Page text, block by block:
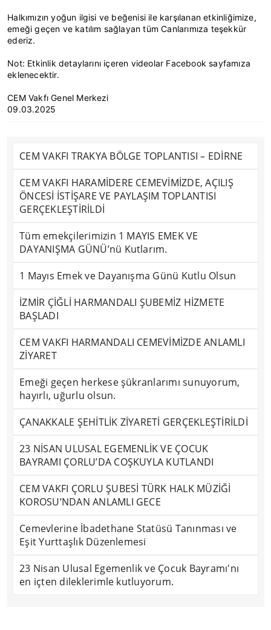
Halkımızın yoğun ilgisi ve beğenisi ile karşılanan etkinliğimize,
emeği geçen ve katılım sağlayan tüm Canlarımıza teşekkür
ederiz.
Not: Etkinlik detaylarını içeren videolar Facebook sayfamıza
eklenecektir.
CEM Vakfı Genel Merkezi
09.03.2025
CEM VAKFI TRAKYA BÖLGE TOPLANTISI – EDİRNE
CEM VAKFI HARAMİDERE CEMEVİMİZDE, AÇILIŞ
ÖNCESİ İSTİŞARE VE PAYLAŞIM TOPLANTISI
GERÇEKLEŞTİRİLDİ
Tüm emekçilerimizin 1 MAYIS EMEK VE
DAYANIŞMA GÜNÜ’nü Kutlarım.
1 Mayıs Emek ve Dayanışma Günü Kutlu Olsun
İZMİR ÇİĞLİ HARMANDALI ŞUBEMİZ HİZMETE
BAŞLADI
CEM VAKFI HARMANDALI CEMEVİMİZDE ANLAMLI
ZİYARET
Emeği geçen herkese şükranlarımı sunuyorum,
hayırlı, uğurlu olsun.
ÇANAKKALE ŞEHİTLİK ZİYARETİ GERÇEKLEŞTİRİLDİ
23 NİSAN ULUSAL EGEMENLİK VE ÇOCUK
BAYRAMI ÇORLU’DA COŞKUYLA KUTLANDI
CEM VAKFI ÇORLU ŞUBESİ TÜRK HALK MÜZİĞİ
KOROSU’NDAN ANLAMLI GECE
Cemevlerine İbadethane Statüsü Tanınması ve
Eşit Yurttaşlık Düzenlemesi
23 Nisan Ulusal Egemenlik ve Çocuk Bayramı'nı
en içten dileklerimle kutluyorum.